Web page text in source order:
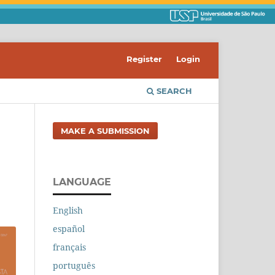
SEARCH
Register Login
MAKE A SUBMISSION
LANGUAGE
English
español
français
português